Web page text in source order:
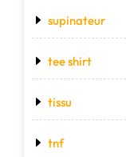
supinateur
tee shirt
tissu
tnf